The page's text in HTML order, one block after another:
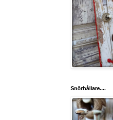
Snörhållare....